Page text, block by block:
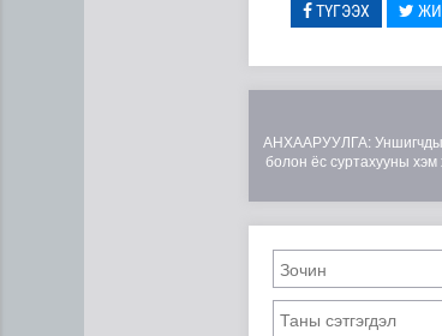
ТҮГЭЭХ
АНХААРУУЛГА: Уншигчдын
болон ёс суртахууны хэм